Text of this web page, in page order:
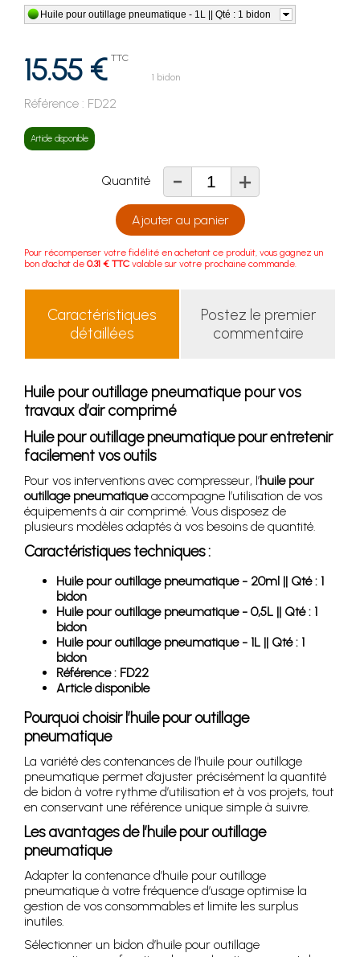
Huile pour outillage pneumatique - 1L || Qté : 1 bidon
15.55 € TTC
1 bidon
Référence : FD22
Article disponible
Quantité - +
Ajouter au panier
Pour récompenser votre fidélité en achetant ce produit, vous gagnez un
bon d'achat de 0.31 € TTC valable sur votre prochaine commande.
Caractéristiques
détaillées
Postez le premier
commentaire
Huile pour outillage pneumatique pour vos
travaux d’air comprimé
Huile pour outillage pneumatique pour entretenir
facilement vos outils
Pour vos interventions avec compresseur, l’huile pour
outillage pneumatiqueaccompagne l’utilisation de vos
équipements à air comprimé. Vous disposez de
plusieurs modèles adaptés à vos besoins de quantité.
Caractéristiques techniques :
Huile pour outillage pneumatique - 20ml || Qté : 1
bidon
Huile pour outillage pneumatique - 0,5L || Qté : 1
bidon
Huile pour outillage pneumatique - 1L || Qté : 1
bidon
Référence : FD22
Article disponible
Pourquoi choisir l’huile pour outillage
pneumatique
La variété des contenances de l’huile pour outillage
pneumatique permet d’ajuster précisément la quantité
de bidon à votre rythme d’utilisation et à vos projets, tout
en conservant une référence unique simple à suivre.
Les avantages de l’huile pour outillage
pneumatique
Adapter la contenance d’huile pour outillage
pneumatique à votre fréquence d’usage optimise la
gestion de vos consommables et limite les surplus
inutiles.
Sélectionner un bidon d’huile pour outillage